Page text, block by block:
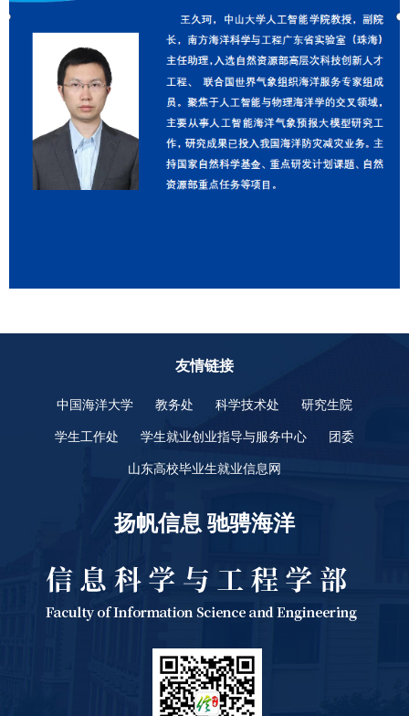
友情链接
中国海洋大学 教务处 科学技术处 研究生院
学生工作处 学生就业创业指导与服务中心 团委
山东高校毕业生就业信息网
扬帆信息 驰骋海洋